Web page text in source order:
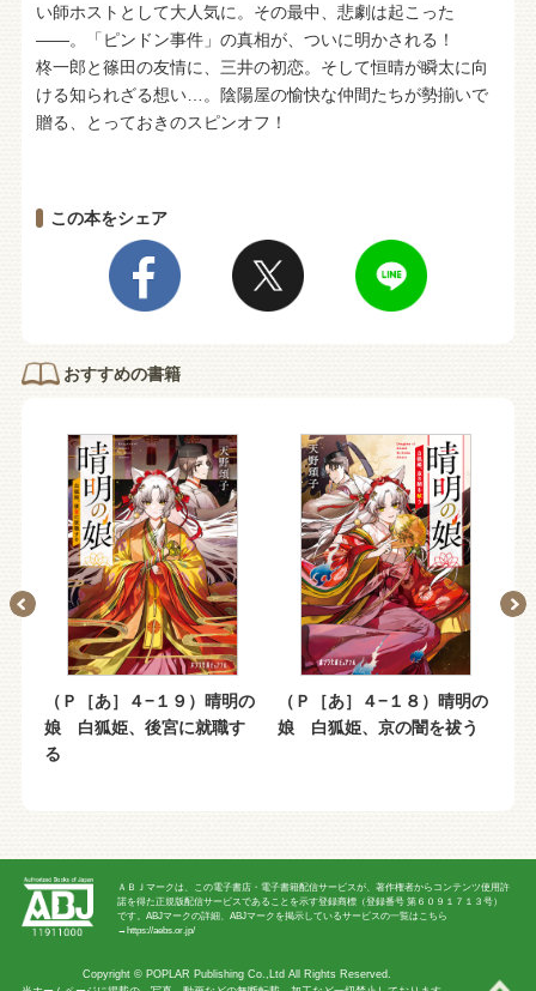
い師ホストとして大人気に。その最中、悲劇は起こった
――。「ピンドン事件」の真相が、ついに明かされる！
柊一郎と篠田の友情に、三井の初恋。そして恒晴が瞬太に向
ける知られざる想い…。陰陽屋の愉快な仲間たちが勢揃いで
贈る、とっておきのスピンオフ！
この本をシェア
おすすめの書籍
（Ｐ［あ］４−１９）晴明の
娘 白狐姫、後宮に就職す
る
（Ｐ［あ］４−１８）晴明の
娘 白狐姫、京の闇を祓う
ＡＢＪマークは、この電子書店・電子書籍配信サービスが、著作権者からコンテンツ使用許
諾を得た正規版配信サービスであることを示す登録商標（登録番号 第６０９１７１３号）
です。ABJマークの詳細、ABJマークを掲示しているサービスの一覧はこちら
→ https://aebs.or.jp/
Copyright © POPLAR Publishing Co.,Ltd All Rights Reserved.